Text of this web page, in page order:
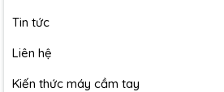
Tin tức
Liên hệ
Kiến thức máy cầm tay